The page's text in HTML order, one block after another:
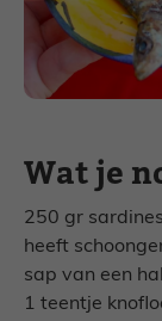
Wat je
250 gr
heeft
sap van een
1 teentje